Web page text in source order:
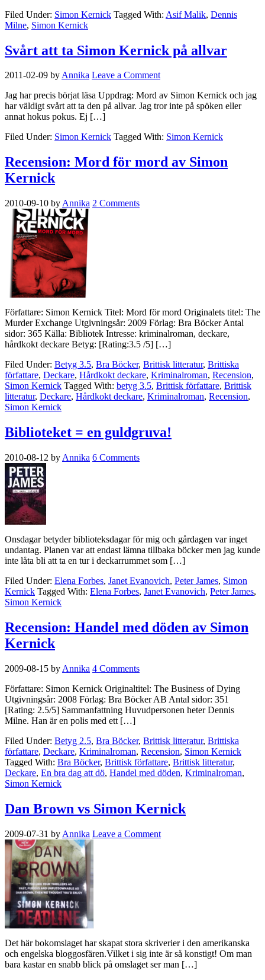
Filed Under: Simon Kernick Tagged With: Asif Malik, Dennis
Milne, Simon Kernick
Svårt att ta Simon Kernick på allvar
2011-02-09 byAnnika Leave a Comment
Jag har precis börjat läsa Uppdrag: Mord av Simon Kernick och jag
har väldigt svårt att ta den på allvar. Jag tror inte på spöken eller
annat hokus pokus. Ej […]
Filed Under: Simon Kernick Tagged With: Simon Kernick
Recension: Mord för mord av Simon
Kernick
2010-09-10 by Annika 2 Comments
Författare: Simon Kernick Titel: Mord för mord Originalets titel: The
Murder Exchange Utgivningsår: 2009 Förlag: Bra Böcker Antal
sidor: 365 Källa: Bibliotek Intresse: kriminalroman, deckare,
hårdkokt deckare Betyg: [Rating:3.5 /5] […]
Filed Under: Betyg 3.5, Bra Böcker, Brittisk litteratur, Brittiska
författare, Deckare, Hårdkokt deckare, Kriminalroman, Recension,
Simon Kernick Tagged With: betyg 3.5, Brittisk författare, Brittisk
litteratur, Deckare, Hårdkokt deckare, Kriminalroman, Recension,
Simon Kernick
Biblioteket = en guldgruva!
2010-08-12 by Annika 6 Comments
Onsdagar betyder biblioteksdagar för mig och gårdagen var inget
undantag. Planen var att endast lämna tillbaka böcker men jag kunde
inte låta bli att ta en tur i deckarrummet som […]
Filed Under: Elena Forbes, Janet Evanovich, Peter James, Simon
Kernick Tagged With: Elena Forbes, Janet Evanovich, Peter James,
Simon Kernick
Recension: Handel med döden av Simon
Kernick
2009-08-15 by Annika 4 Comments
Författare: Simon Kernick Originaltitel: The Business of Dying
Utgivningsår: 2008 Förlag: Bra Böcker AB Antal sidor: 351
[Rating: 2.5/5] Sammanfattning Huvudpersonen heter Dennis
Milne. Han är en polis med ett […]
Filed Under: Betyg 2.5, Bra Böcker, Brittisk litteratur, Brittiska
författare, Deckare, Kriminalroman, Recension, Simon Kernick
Tagged With: Bra Böcker, Brittisk författare, Brittisk litteratur,
Deckare, En bra dag att dö, Handel med döden, Kriminalroman,
Simon Kernick
Dan Brown vs Simon Kernick
2009-07-31 by Annika Leave a Comment
Det här bokomslaget har skapat stora skriverier i den amerikanska
och engelska bloggosfären.Vilket i sig inte är så konstigt! Om man
bara kastar en snabb blick på omslaget ser man […]